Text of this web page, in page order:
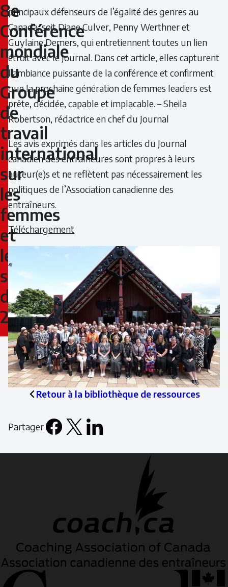
la
8e
Conférence
mondiale
du
Groupe
de
travail
international
sur
les
femmes
et
le
sport
de
2022
8e
Conférence
mondiale
du
Groupe
de
travail
international
sur
les
femmes
et
le
sport
de
2022
principaux défenseurs de l’égalité des genres au
Canada, soit Diane Culver, Penny Werthner et
Guylaine Demers, qui entretiennent toutes un lien
étroit avec le Journal. Dans cet article, elles capturent
l’ambiance puissante de la conférence et confirment
que la prochaine génération de femmes leaders est
prête, décidée, capable et implacable. – Sheila
Robertson, rédactrice en chef du Journal
Les avis exprimés dans les articles du Journal
canadien des entraîneures sont propres à leurs
auteur(e)s et ne reflètent pas nécessairement les
politiques de l’Association canadienne des
entraîneurs.
Téléchargement
Retour à la bibliothèque de ressources
Partager
Facebook
X LinkedIn